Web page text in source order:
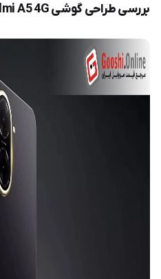
بررسی طراحی گوشی redmi A5 4G شیائومی